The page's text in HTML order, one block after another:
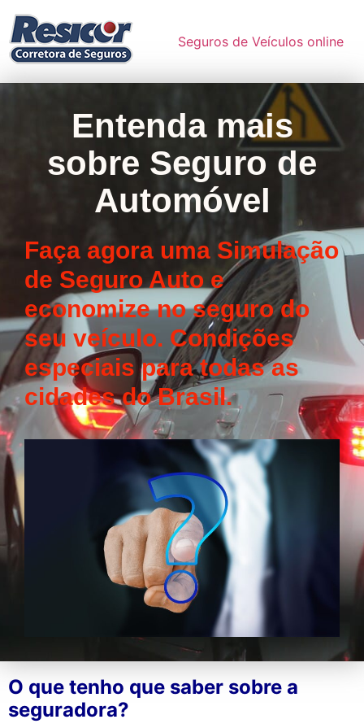
Seguros de Veículos online
Entenda mais
sobre Seguro de
Automóvel
Faça agora uma Simulação
de Seguro Auto e
economize no seguro do
seu veículo. Condições
especiais para todas as
cidades do Brasil.
O que tenho que saber sobre a
seguradora?